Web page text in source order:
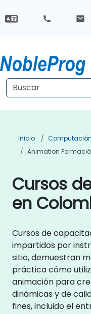
Inicio
Animation
Cursos
en
Cursos de
impartidos por
sitio, demuestran
práctica cómo
animación para
dinámicas y de
fines, incluido el